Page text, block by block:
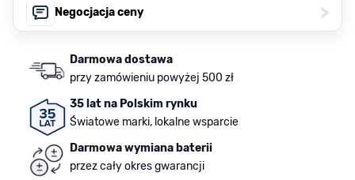
Negocjacja ceny >
Darmowa dostawa
przy zamówieniu powyżej 500 zł
35 lat na Polskim rynku
Światowe marki, lokalne wsparcie
Darmowa wymiana baterii
przez cały okres gwarancji